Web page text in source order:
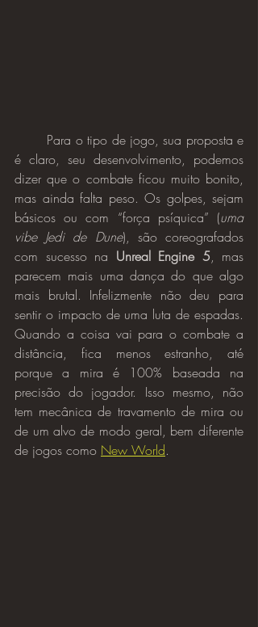
é claro, seu desenvolvimento, podemos
dizer que o combate ficou muito bonito,
mas ainda falta peso. Os golpes, sejam
básicos ou com “força psíquica” (uma
vibe Jedi de Dune), são coreografados
com sucesso na Unreal Engine 5, mas
parecem mais uma dança do que algo
mais brutal. Infelizmente não deu para
sentir o impacto de uma luta de espadas.
Quando a coisa vai para o combate a
distância, fica menos estranho, até
porque a mira é 100% baseada na
precisão do jogador. Isso mesmo, não
tem mecânica de travamento de mira ou
de um alvo de modo geral, bem diferente
de jogos como New World.